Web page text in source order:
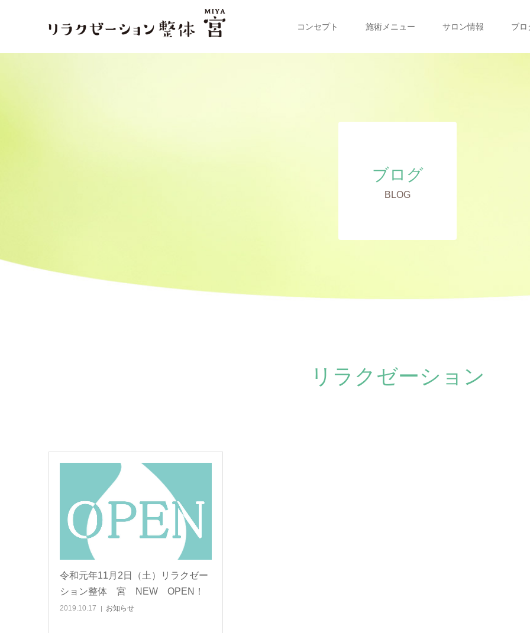
コンセプト 施術メニュー サロン情報 ブロ
ブログ
BLOG
リラクゼーション
令和元年11月2日（土）リラクゼー
ション整体 宮 NEW OPEN！
2019.10.17 お知らせ